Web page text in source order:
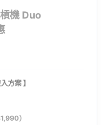
機 Duo
方案】
）